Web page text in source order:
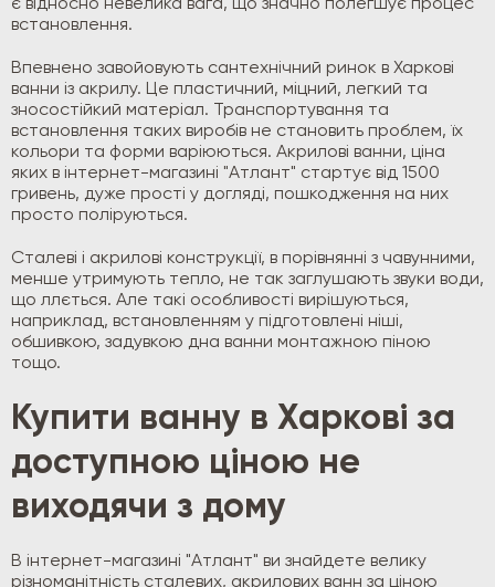
є відносно невелика вага, що значно полегшує процес
встановлення.
Впевнено завойовують сантехнічний ринок в Харкові
ванни із акрилу. Це пластичний, міцний, легкий та
зносостійкий матеріал. Транспортування та
встановлення таких виробів не становить проблем, їх
кольори та форми варіюються. Акрилові ванни, ціна
яких в інтернет-магазині "Атлант" стартує від 1500
гривень, дуже прості у догляді, пошкодження на них
просто поліруються.
Сталеві і акрилові конструкції, в порівнянні з чавунними,
менше утримують тепло, не так заглушають звуки води,
що ллється. Але такі особливості вирішуються,
наприклад, встановленням у підготовлені ніші,
обшивкою, задувкою дна ванни монтажною піною
тощо.
Купити ванну в Харкові за
доступною ціною не
виходячи з дому
В інтернет-магазині "Атлант" ви знайдете велику
різноманітність сталевих, акрилових ванн за ціною